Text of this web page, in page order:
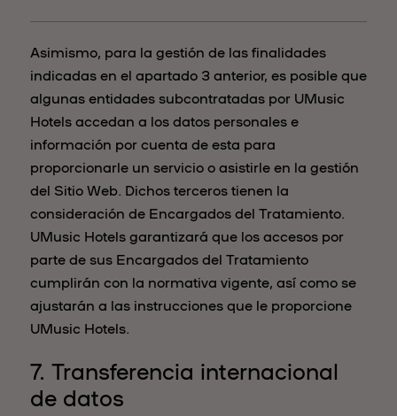
Asimismo, para la gestión de las finalidades
indicadas en el apartado 3 anterior, es posible que
algunas entidades subcontratadas por UMusic
Hotels accedan a los datos personales e
información por cuenta de esta para
proporcionarle un servicio o asistirle en la gestión
del Sitio Web. Dichos terceros tienen la
consideración de Encargados del Tratamiento.
UMusic Hotels garantizará que los accesos por
parte de sus Encargados del Tratamiento
cumplirán con la normativa vigente, así como se
ajustarán a las instrucciones que le proporcione
UMusic Hotels.
7. Transferencia internacional
de datos